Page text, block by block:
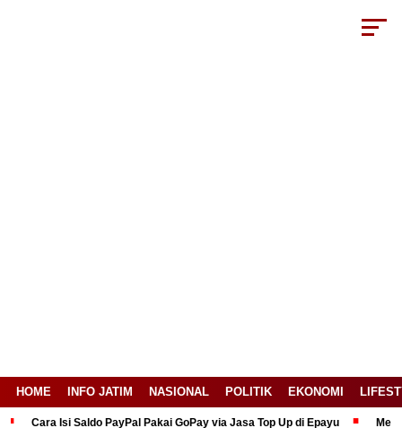
HOME INFO JATIM NASIONAL POLITIK EKONOMI
Cara Isi Saldo PayPal Pakai GoPay via Jasa Top Up di Epayu